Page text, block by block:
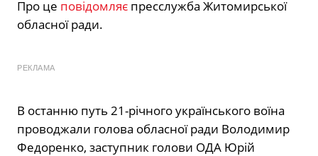
Про це повідомляє пресслужба Житомирської
обласної ради.
РЕКЛАМА
В останню путь 21-річного українського воїна
проводжали голова обласної ради Володимир
Федоренко, заступник голови ОДА Юрій